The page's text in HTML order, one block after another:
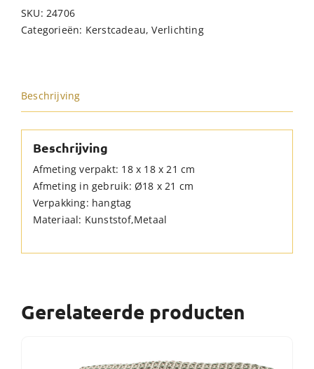
Zwart
hoeveelheid
SKU:24706
Categorieën: Kerstcadeau,Verlichting
Beschrijving
Beschrijving
Afmeting verpakt: 18 x 18 x 21 cm
Afmeting in gebruik: Ø18 x 21 cm
Verpakking: hangtag
Materiaal: Kunststof,Metaal
Gerelateerde producten